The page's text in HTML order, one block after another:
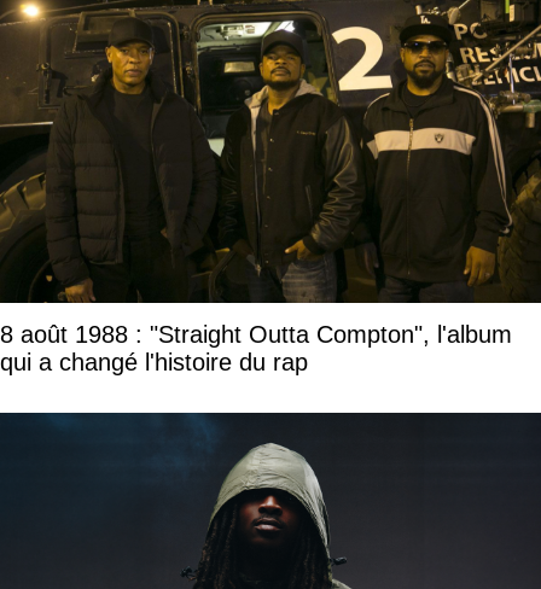
8 août 1988 : "Straight Outta Compton", l'album
qui a changé l'histoire du rap